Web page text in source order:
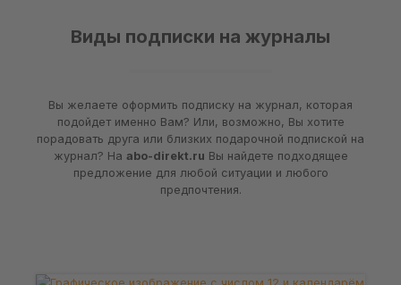
Виды подписки на журналы
Вы желаете оформить подписку на журнал, которая
подойдет именно Вам? Или, возможно, Вы хотите
порадовать друга или близких подарочной подпиской на
журнал? На abo-direkt.ru Вы найдете подходящее
предложение для любой ситуации и любого
предпочтения.